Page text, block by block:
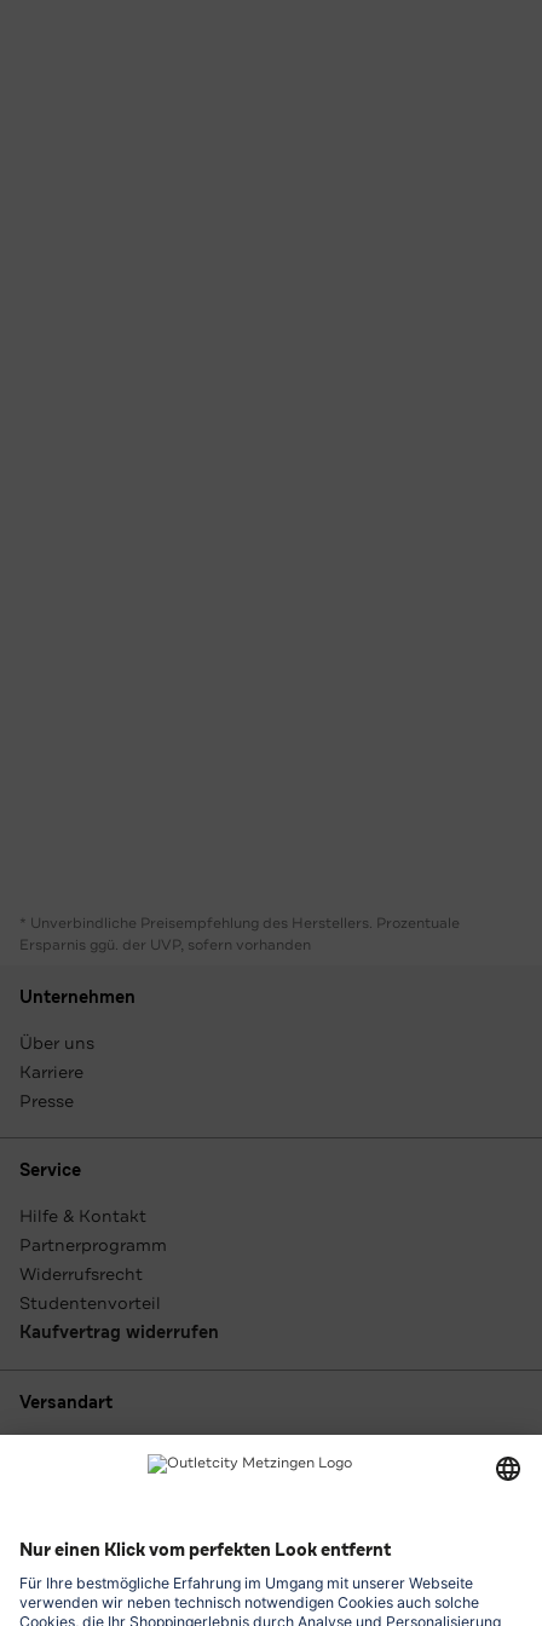
* Unverbindliche Preisempfehlung des Herstellers. Prozentuale
Ersparnis ggü. der UVP, sofern vorhanden
Unternehmen
Über uns
Karriere
Presse
Service
Hilfe & Kontakt
Partnerprogramm
Widerrufsrecht
Studentenvorteil
Kaufvertrag widerrufen
Versandart